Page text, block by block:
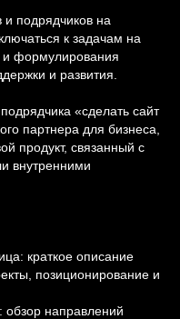
и подрядчиков на
к задачам на
и формулирования
и развития.
«сделать сайт
партнера для бизнеса,
продукт, связанный с
внутренними
краткое описание
позиционирование и
направлений